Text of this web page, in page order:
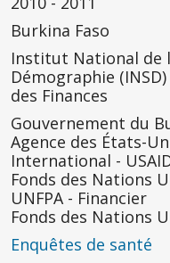
Burkina Faso
Institut National de
Démographie
des Finances
Gouvernement du
Agence des États-
International -
Fonds des Nations
UNFPA - Financier
Fonds des Nations
Enquêtes de santé